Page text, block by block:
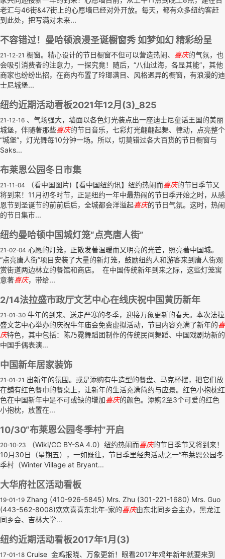
老汇与46街&47街上的心愿墙已经对外开放。每天，都有众多纽约客赶
到此处，把写满对未来...
不容错过！曼哈顿浪漫圣诞橱窗秀 如梦如幻 精彩纷呈
21-12-21 橱窗。精心设计的节日橱窗不但可以营造热闹、 喜庆的气氛，也
会吸引消费者的注意力，一探究竟！随后，“八仙过海，各显其能”，其他
商家也纷纷出招，在商内布置了玲瑯满目、风格迥异的橱窗，有浪漫的迪
士尼城堡...
纽约近期活动看板2021年12月(3)_825
21-12-16 、气场强大，墙面以各色灯光装点出一座迪士尼童话王国的美丽
城堡，伴随著那些喜庆的节日音乐，七彩灯光翩翩起舞、律动，点亮整个
“城堡”，灯光舞每10分钟一场。所以，切莫错过各大百货的节日橱窗与
Saks...
布莱恩公园冬日市集
21-11-04 （看中国图片)【看中国纽约讯】纽约热闹而喜庆的节日季节又
将到来！11月初冬时节，正是纽约一年中最热闹的节日季开始之时，从感
恩节到圣诞节的前前后后，全城都会洋溢起喜庆的节日气氛。这时，热闹
的节日集市...
纽约曼哈顿中国城灯笼“点亮唐人街”
21-02-04 心愿的灯笼，正散发著温暖而又明亮的光芒，照亮著中国城。
“点亮唐人街”项目安装了大量的新灯笼，鼓励纽约人和游客来到唐人街观
赏街道两边林立的餐馆和商店。 在中国传统新年到来之际，这些灯笼寓
意著喜庆，带给...
2/14法拉盛市政厅文艺中心在线庆祝中国黄历新年
21-01-30 牛年的到来、送走严寒的冬季，迎接万象更新的春天。本次法拉
盛文艺中心举办的庆祝牛年庙会免费虚拟活动，节目内容充满了新年的喜
庆特色，其中包括：陈乃霓舞蹈团制作的传统民间舞蹈、中国戏剧坊新的
中国手偶表演...
中国新年居家装饰
21-01-21 出新年的氛围。或是添购有牛造型的餐盘、马克杯摆，把它们放
在舖有红色餐巾的餐桌上，让新年的生活充满简约与应景。红色小抱枕红
色在中国新年中是不可或缺的增加喜庆的颜色。添购2至3个可爱的红色
小抱枕，放置在...
10/30“布莱恩公园冬季村”开启
20-10-23 （Wiki/CC BY-SA 4.0）纽约热闹而喜庆的节日季节又将到来！
10月30日（星期五），一如既往，节日季里经典活动之一“布莱恩公园冬
季村（Winter Village at Bryant...
大华府社区活动看板
19-01-19 Zhang (410-926-5845) Mrs. Zhu (301-221-1680) Mrs. Guo
(443-562-8008)欢欢喜喜东北年-家的喜庆由东北同乡会主办，黑龙江
同乡会、吉林大学...
纽约近期活动看板2017年1月(3)
17-01-18 Cruise 金鸡报晓、万象更新！眼看2017年鸡年新年就要来到